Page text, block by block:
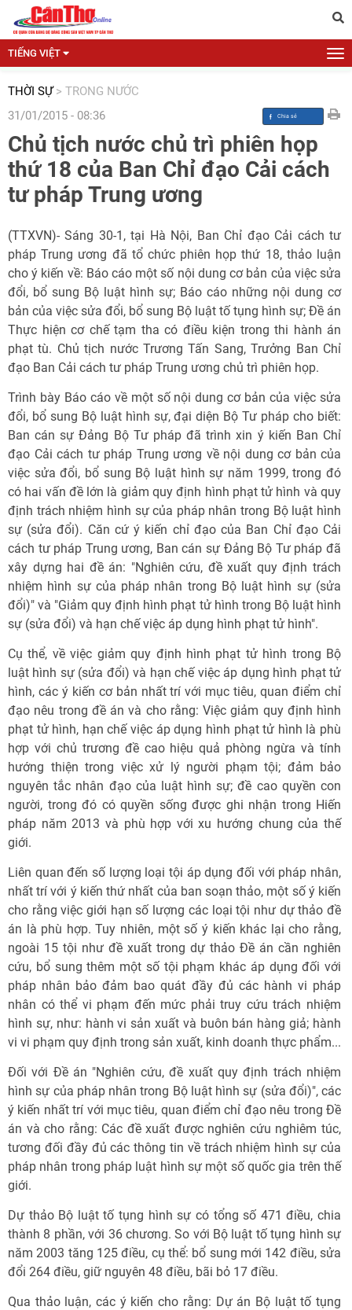
TIẾNG VIỆT
THỜI SỰ > TRONG NƯỚC
31/01/2015 - 08:36
Chủ tịch nước chủ trì phiên họp
thứ 18 của Ban Chỉ đạo Cải cách
tư pháp Trung ương
(TTXVN)- Sáng 30-1, tại Hà Nội, Ban Chỉ đạo Cải cách tư
pháp Trung ương đã tổ chức phiên họp thứ 18, thảo luận
cho ý kiến về: Báo cáo một số nội dung cơ bản của việc sửa
đổi, bổ sung Bộ luật hình sự; Báo cáo những nội dung cơ
bản của việc sửa đổi, bổ sung Bộ luật tố tụng hình sự; Đề án
Thực hiện cơ chế tạm tha có điều kiện trong thi hành án
phạt tù. Chủ tịch nước Trương Tấn Sang, Trưởng Ban Chỉ
đạo Ban Cải cách tư pháp Trung ương chủ trì phiên họp.
Trình bày Báo cáo về một số nội dung cơ bản của việc sửa
đổi, bổ sung Bộ luật hình sự, đại diện Bộ Tư pháp cho biết:
Ban cán sự Đảng Bộ Tư pháp đã trình xin ý kiến Ban Chỉ
đạo Cải cách tư pháp Trung ương về nội dung cơ bản của
việc sửa đổi, bổ sung Bộ luật hình sự năm 1999, trong đó
có hai vấn đề lớn là giảm quy định hình phạt tử hình và quy
định trách nhiệm hình sự của pháp nhân trong Bộ luật hình
sự (sửa đổi). Căn cứ ý kiến chỉ đạo của Ban Chỉ đạo Cải
cách tư pháp Trung ương, Ban cán sự Đảng Bộ Tư pháp đã
xây dựng hai đề án: "Nghiên cứu, đề xuất quy định trách
nhiệm hình sự của pháp nhân trong Bộ luật hình sự (sửa
đổi)" và "Giảm quy định hình phạt tử hình trong Bộ luật hình
sự (sửa đổi) và hạn chế việc áp dụng hình phạt tử hình".
Cụ thể, về việc giảm quy định hình phạt tử hình trong Bộ
luật hình sự (sửa đổi) và hạn chế việc áp dụng hình phạt tử
hình, các ý kiến cơ bản nhất trí với mục tiêu, quan điểm chỉ
đạo nêu trong đề án và cho rằng: Việc giảm quy định hình
phạt tử hình, hạn chế việc áp dụng hình phạt tử hình là phù
hợp với chủ trương đề cao hiệu quả phòng ngừa và tính
hướng thiện trong việc xử lý người phạm tội; đảm bảo
nguyên tắc nhân đạo của luật hình sự; đề cao quyền con
người, trong đó có quyền sống được ghi nhận trong Hiến
pháp năm 2013 và phù hợp với xu hướng chung của thế
giới.
Liên quan đến số lượng loại tội áp dụng đối với pháp nhân,
nhất trí với ý kiến thứ nhất của ban soạn thảo, một số ý kiến
cho rằng việc giới hạn số lượng các loại tội như dự thảo đề
án là phù hợp. Tuy nhiên, một số ý kiến khác lại cho rằng,
ngoài 15 tội như đề xuất trong dự thảo Đề án cần nghiên
cứu, bổ sung thêm một số tội phạm khác áp dụng đối với
pháp nhân bảo đảm bao quát đầy đủ các hành vi pháp
nhân có thể vi phạm đến mức phải truy cứu trách nhiệm
hình sự, như: hành vi sản xuất và buôn bán hàng giả; hành
vi vi phạm quy định trong sản xuất, kinh doanh thực phẩm...
Đối với Đề án "Nghiên cứu, đề xuất quy định trách nhiệm
hình sự của pháp nhân trong Bộ luật hình sự (sửa đổi)", các
ý kiến nhất trí với mục tiêu, quan điểm chỉ đạo nêu trong Đề
án và cho rằng: Các đề xuất được nghiên cứu nghiêm túc,
tương đối đầy đủ các thông tin về trách nhiệm hình sự của
pháp nhân trong pháp luật hình sự một số quốc gia trên thế
giới.
Dự thảo Bộ luật tố tụng hình sự có tổng số 471 điều, chia
thành 8 phần, với 36 chương. So với Bộ luật tố tụng hình sự
năm 2003 tăng 125 điều, cụ thể: bổ sung mới 142 điều, sửa
đổi 264 điều, giữ nguyên 48 điều, bãi bỏ 17 điều.
Qua thảo luận, các ý kiến cho rằng: Dự án Bộ luật tố tụng